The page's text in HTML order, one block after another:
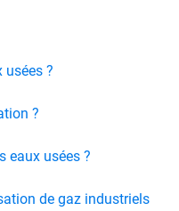
usées ?
?
eaux usées ?
de gaz industriels